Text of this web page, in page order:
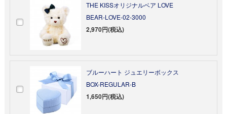
THE KISSオリジナルベア LOVE
BEAR-LOVE-02-3000
2,970円(税込)
ブルーハート ジュエリーボックス
BOX-REGULAR-B
1,650円(税込)